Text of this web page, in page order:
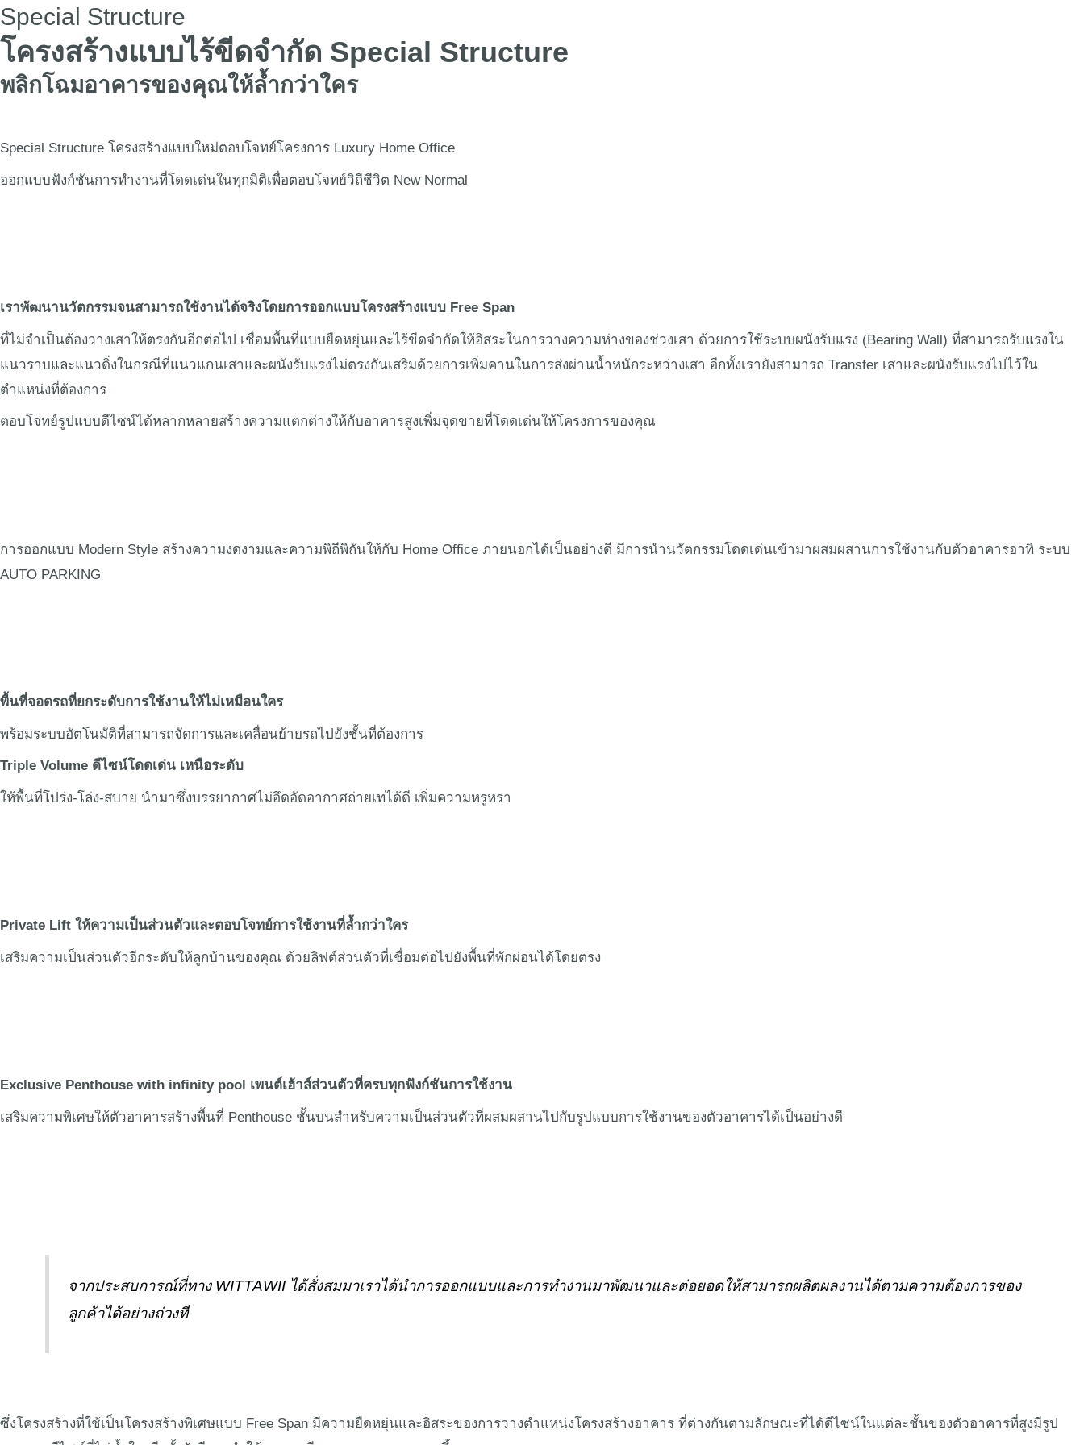
Special Structure
โครงสร้างแบบไร้ขีดจำกัด Special Structure
พลิกโฉมอาคารของคุณให้ล้ำกว่าใคร
Special Structure โครงสร้างแบบใหม่ตอบโจทย์โครงการ Luxury Home Office
ออกแบบฟังก์ชันการทำงานที่โดดเด่นในทุกมิติเพื่อตอบโจทย์วิถีชีวิต New Normal
เราพัฒนานวัตกรรมจนสามารถใช้งานได้จริงโดยการออกแบบโครงสร้างแบบ Free Span
ที่ไม่จำเป็นต้องวางเสาให้ตรงกันอีกต่อไป เชื่อมพื้นที่แบบยืดหยุ่นและไร้ขีดจำกัดให้อิสระในการวางความห่างของช่วงเสา ด้วยการใช้ระบบผนังรับแรง (Bearing Wall) ที่สามารถรับแรงใน
แนวราบและแนวดิ่งในกรณีที่แนวแกนเสาและผนังรับแรงไม่ตรงกันเสริมด้วยการเพิ่มคานในการส่งผ่านน้ำหนักระหว่างเสา อีกทั้งเรายังสามารถ Transfer เสาและผนังรับแรงไปไว้ใน
ตำแหน่งที่ต้องการ
ตอบโจทย์รูปแบบดีไซน์ได้หลากหลายสร้างความแตกต่างให้กับอาคารสูงเพิ่มจุดขายที่โดดเด่นให้โครงการของคุณ
การออกแบบ Modern Style สร้างความงดงามและความพิถีพิถันให้กับ Home Office ภายนอกได้เป็นอย่างดี มีการนำนวัตกรรมโดดเด่นเข้ามาผสมผสานการใช้งานกับตัวอาคารอาทิ ระบบ
AUTO PARKING
พื้นที่จอดรถที่ยกระดับการใช้งานให้ไม่เหมือนใคร
พร้อมระบบอัตโนมัติที่สามารถจัดการและเคลื่อนย้ายรถไปยังชั้นที่ต้องการ
Triple Volume ดีไซน์โดดเด่น เหนือระดับ
ให้พื้นที่โปร่ง-โล่ง-สบาย นำมาซึ่งบรรยากาศไม่อึดอัดอากาศถ่ายเทได้ดี เพิ่มความหรูหรา
Private Lift ให้ความเป็นส่วนตัวและตอบโจทย์การใช้งานที่ล้ำกว่าใคร
เสริมความเป็นส่วนตัวอีกระดับให้ลูกบ้านของคุณ ด้วยลิฟต์ส่วนตัวที่เชื่อมต่อไปยังพื้นที่พักผ่อนได้โดยตรง
Exclusive Penthouse with infinity pool เพนต์เฮ้าส์ส่วนตัวที่ครบทุกฟังก์ชันการใช้งาน
เสริมความพิเศษให้ตัวอาคารสร้างพื้นที่ Penthouse ชั้นบนสำหรับความเป็นส่วนตัวที่ผสมผสานไปกับรูปแบบการใช้งานของตัวอาคารได้เป็นอย่างดี
จากประสบการณ์ที่ทาง WITTAWII ได้สั่งสมมาเราได้นำการออกแบบและการทำงานมาพัฒนาและต่อยอดให้สามารถผลิตผลงานได้ตามความต้องการของ
ลูกค้าได้อย่างถ่วงที
ซึ่งโครงสร้างที่ใช้เป็นโครงสร้างพิเศษแบบ Free Span มีความยืดหยุ่นและอิสระของการวางตำแหน่งโครงสร้างอาคาร ที่ต่างกันตามลักษณะที่ได้ดีไซน์ในแต่ละชั้นของตัวอาคารที่สูงมีรูป